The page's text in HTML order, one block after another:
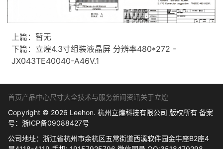
上篇：暂无
下篇： 立煌4.3寸组装液晶屏 分辨率480*272 -
JX043TE40040-A46V.1
首页产品中心尺寸大全技术与服务新闻资讯关于立煌
Copyright © 2026 Leehon. 杭州立煌科技有限公司 版权所有 备案
号： 浙ICP备09088427号
公司地址：浙江省杭州市余杭区五常街道西溪软件园金牛座B2座4